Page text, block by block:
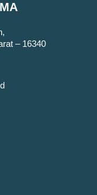
– 16340